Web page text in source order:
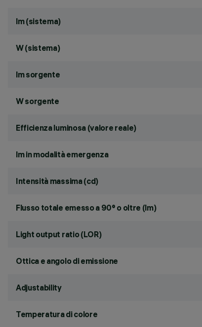
lm (sistema)
W (sistema)
lm sorgente
W sorgente
Efficienza luminosa (valore reale)
lm in modalità emergenza
Intensità massima (cd)
Flusso totale emesso a 90° o oltre (lm)
Light output ratio (LOR)
Ottica e angolo di emissione
Adjustability
Temperatura di colore